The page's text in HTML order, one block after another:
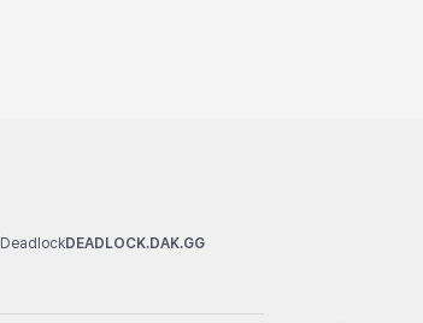
DeadlockDEADLOCK.DAK.GG